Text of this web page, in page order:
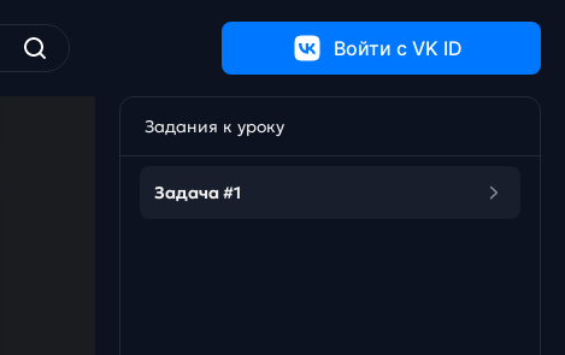
Войти c VK ID
Задания к уроку
Задача #1